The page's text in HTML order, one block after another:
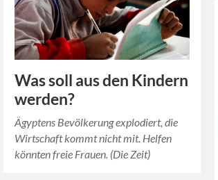
Was soll aus den Kindern
werden?
Ägyptens Bevölkerung explodiert, die
Wirtschaft kommt nicht mit. Helfen
könnten freie Frauen. (Die Zeit)